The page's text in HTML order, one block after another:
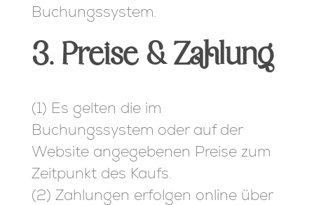
Buchungssystem.
3. Preise & Zahlung
(1) Es gelten die im
Buchungssystem oder auf der
Website angegebenen Preise zum
Zeitpunkt des Kaufs.
(2) Zahlungen erfolgen online über